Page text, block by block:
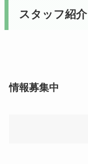
スタッフ紹介
情報募集中